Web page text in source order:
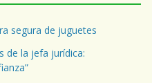
segura de juguetes
de la jefa jurídica: